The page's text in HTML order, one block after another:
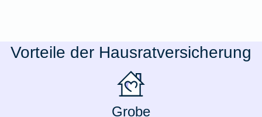
Vorteile der Hausratversicherung
Grobe